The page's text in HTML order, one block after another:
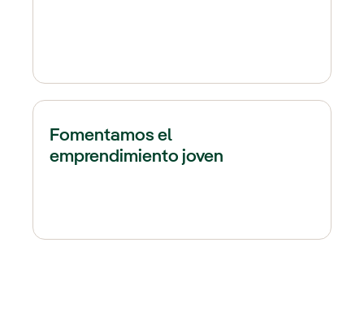
Fomentamos el
emprendimiento joven